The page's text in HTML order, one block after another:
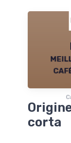
corta